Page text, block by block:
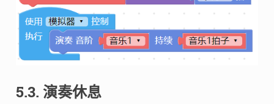
5.3. 演奏休息